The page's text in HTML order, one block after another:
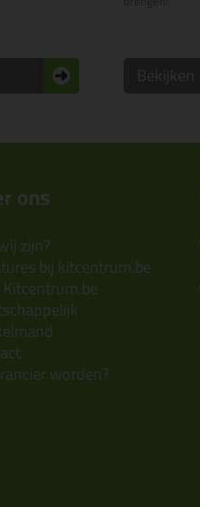
ons
zijn?
bij kitcentrum.be
worden?